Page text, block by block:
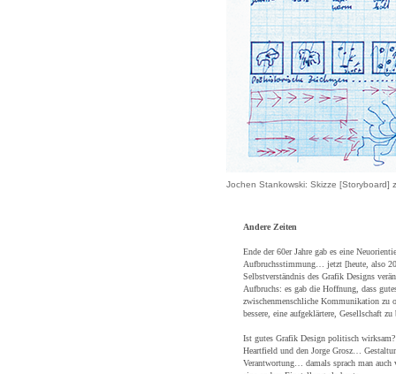
Jochen Stankowski: Skizze [Storyboard]
Andere Zeiten
Ende der 60er Jahre gab es eine
Aufbruchsstimmung… jetzt [heute, also
Selbstverständnis des Grafik Designs
Aufbruchs: es gab die Hoffnung, dass
zwischenmenschliche Kommunikation zu
bessere, eine aufgeklärtere, Gesellschaft zu
Ist gutes Grafik Design politisch
Heartfield und den Jorge Grosz…
Verantwortung… damals sprach man